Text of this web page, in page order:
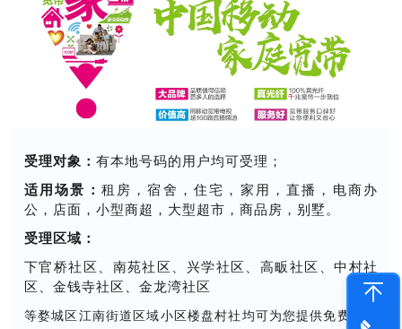
受理对象： 有本地号码的用户均可受理；
适用场景： 租房，宿舍，住宅，家用，直播，电商办
公，店面，小型商超，大型超市，商品房，别墅。
受理区域：
下官桥社区、南苑社区、兴学社区、高畈社区、中村社
区、金钱寺社区、金龙湾社区
等婺城区江南街道区域小区楼盘村社均可为您提供免费上门